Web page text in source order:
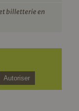
billetterie en
Autoriser